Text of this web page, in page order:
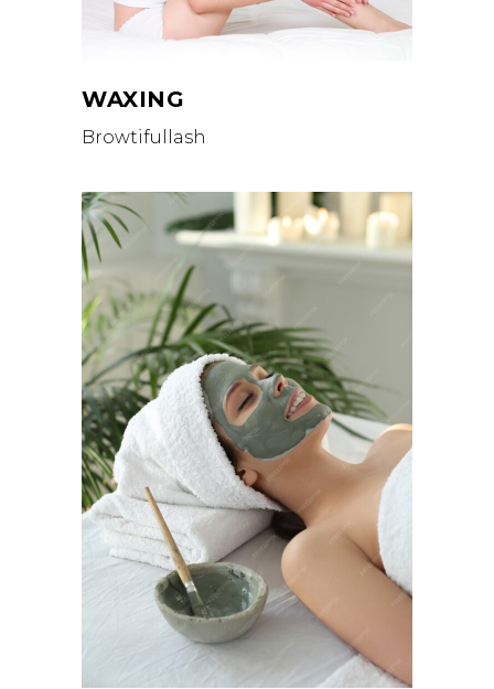
WAXING
Browtifullash